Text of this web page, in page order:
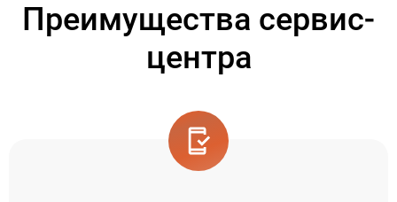
Преимущества сервис-
центра